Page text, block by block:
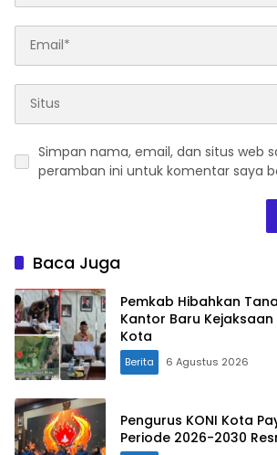
Simpan nama, email, dan situs web
peramban ini untuk komentar saya
Baca Juga
Pemkab Hibahkan
Kantor Baru
Kota
Berita 6 Agustus 2026
Pengurus KONI Kota
Periode 2026-2030